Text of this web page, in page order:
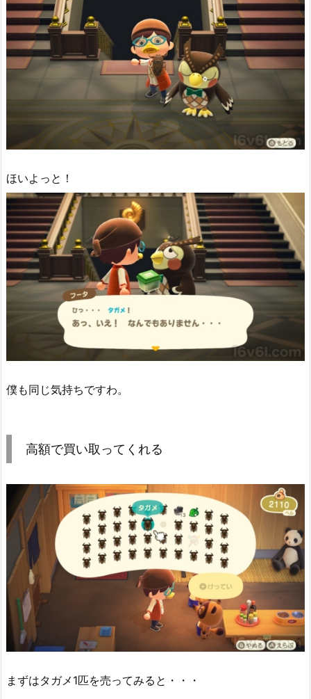
ほいよっと！
僕も同じ気持ちですわ。
高額で買い取ってくれる
まずはタガメ1匹を売ってみると・・・